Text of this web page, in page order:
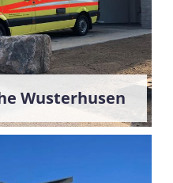
Wusterhusen